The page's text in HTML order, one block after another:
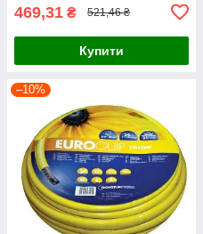
469,31 ₴ 521,46 ₴
Купити
–10%